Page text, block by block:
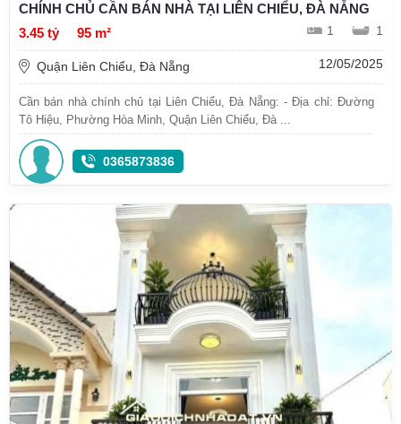
CHÍNH CHỦ CẦN BÁN NHÀ TẠI LIÊN CHIỂU, ĐÀ NẴNG
3.45 tỷ
95 m² 1 1
Quận Liên Chiểu, Đà Nẵng 12/05/2025
Cần bán nhà chính chủ tại Liên Chiểu, Đà Nẵng: - Địa chỉ: Đường
Tô Hiệu, Phường Hòa Minh, Quận Liên Chiểu, Đà ...
0365873836